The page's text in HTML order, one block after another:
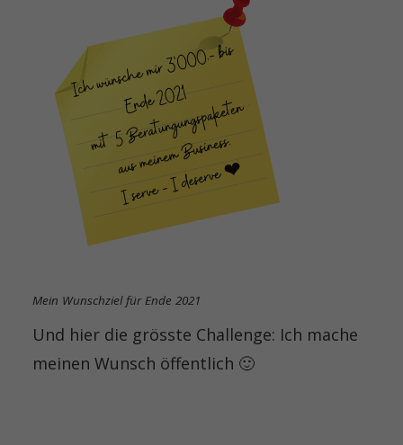
Mein Wunschziel für Ende 2021
Und hier die grösste Challenge: Ich mache
meinen Wunsch öffentlich 🙂